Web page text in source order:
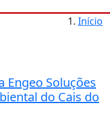
Início
Engeo Soluções
do Cais do